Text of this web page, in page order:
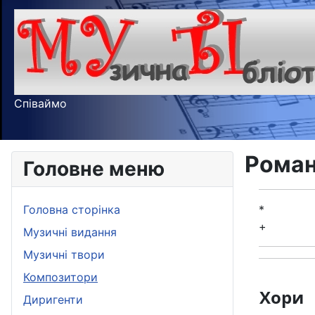
Співаймо
Головне меню
Головна сторінка
Музичні видання
Музичні твори
Композитори
Диригенти
*
+
Хори